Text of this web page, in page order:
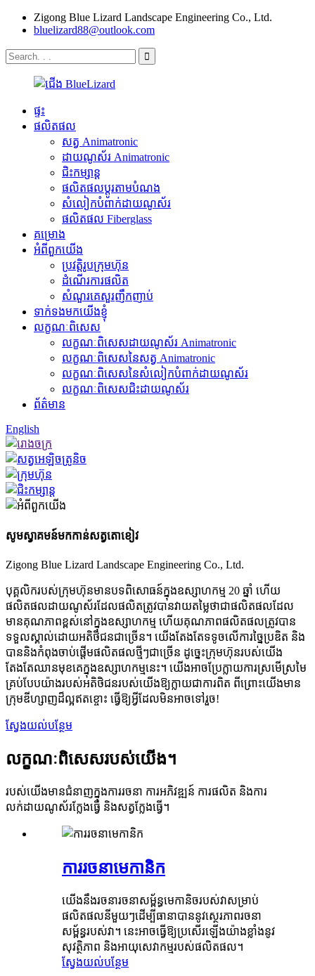
Zigong Blue Lizard Landscape Engineering Co., Ltd.
bluelizard88@outlook.com
ផ្ទះ
ផលិតផល
សត្វ Animatronic
ដាយណូស័រ Animatronic
ជិះកម្សាន្ត
ផលិតផលប្ដូរតាមបំណង
សំលៀកបំពាក់ដាយណូស័រ
ផលិតផល Fiberglass
គម្រោង
អំពីពួកយើង
ប្រវត្តិរូបក្រុមហ៊ុន
ដំណើរការផលិត
សំណួរគេសួរញឹកញាប់
ទាក់ទងមកយើងខ្ញុំ
លក្ខណៈពិសេស
លក្ខណៈពិសេសដាយណូស័រ Animatronic
លក្ខណៈពិសេសនៃសត្វ Animatronic
លក្ខណៈពិសេសនៃសំលៀកបំពាក់ដាយណូស័រ
លក្ខណៈពិសេសជិះដាយណូស័រ
ព័ត៌មាន
English
សូមស្វាគមន៍មកកាន់សត្វតោខៀវ
Zigong Blue Lizard Landscape Engineering Co., Ltd.
បុគ្គលិករបស់ក្រុមហ៊ុនមានបទពិសោធន៍ក្នុងឧស្សាហកម្ម 20 ឆ្នាំ ហើយ
ផលិតផលដាយណូស័រដែលផលិតត្រូវបានវាយតម្លៃថាជាផលិតផលដែល
មានគុណភាពខ្ពស់នៅក្នុងឧស្សាហកម្ម ហើយគុណភាពផលិតផលត្រូវបាន
ទទួលស្គាល់ដោយអតិថិជនជាច្រើន។ យើងតែងតែទទូចលើការច្នៃប្រឌិត និង
បាននិងកំពុងចាប់ផ្តើមផលិតផលថ្មីៗជាច្រើន ដូច្នេះក្រុមហ៊ុនរបស់យើង
តែងតែឈានមុខគេក្នុងឧស្សាហកម្មនេះ។ យើងអាចប្រែក្លាយការស្រមើស្រមៃ
គ្រប់បែបយ៉ាងរបស់អតិថិជនរបស់យើងឱ្យក្លាយជាការពិត ពីព្រោះយើងមាន
ក្រុមឌីហ្សាញដ៏ល្អឥតខ្ចោះ ធ្វើឱ្យអ្វីដែលមិនអាចទៅរួច!
ស្វែងយល់បន្ថែម
លក្ខណៈពិសេសរបស់យើង។
របស់យើងមានជំនាញក្នុងការរចនា ការអភិវឌ្ឍន៍ ការផលិត និងការ
លក់ដាយណូស័រក្លែងធ្វើ និងសត្វក្លែងធ្វើ។
ការរចនាមេកានិក
យើងនឹងរចនារចនាសម្ព័ន្ធមេកានិចរបស់វាសម្រាប់
ផលិតផលនីមួយៗដើម្បីធានាបាននូវស្ថេរភាពរចនា
សម្ព័ន្ធរបស់វា។ នេះអាចធ្វើឱ្យប្រសើរឡើងយ៉ាងខ្លាំងនូវ
សុវត្ថិភាព និងអាយុសេវាកម្មរបស់ផលិតផល។
ស្វែងយល់បន្ថែម